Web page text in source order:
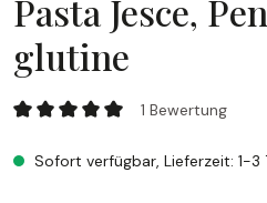
Pasta Jesce,
glutine
Pasta Jesce, Penne senza glutine
1 Bewertung
Sofort verfügbar, Lieferzeit: 1-3